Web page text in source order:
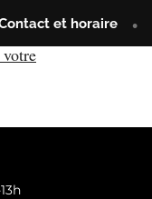
et horaire